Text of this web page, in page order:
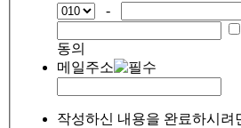
-
동의
메일주소
작성하신 내용을 완료하시려